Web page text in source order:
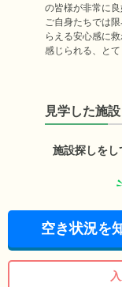
の皆様が非常に良
ご自身たちでは
らえる安心感に
感じられる、とて
見学した施設
施設探しをし
空き状況を